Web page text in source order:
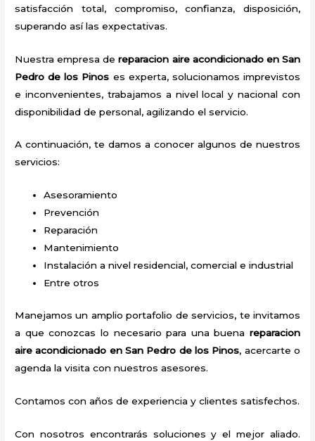
satisfacción total, compromiso, confianza, disposición,
superando así las expectativas.
Nuestra empresa dereparacion aire acondicionado en San
Pedro de los Pinos es experta, solucionamos imprevistos
e inconvenientes, trabajamos a nivel local y nacional con
disponibilidad de personal, agilizando el servicio.
A continuación, te damos a conocer algunos de nuestros
servicios:
Asesoramiento
Prevención
Reparación
Mantenimiento
Instalación a nivel residencial, comercial e industrial
Entre otros
Manejamos un amplio portafolio de servicios, te invitamos
a que conozcas lo necesario para una buena reparacion
aire acondicionado en San Pedro de los Pinos, acercarte o
agenda la visita con nuestros asesores.
Contamos con años de experiencia y clientes satisfechos.
Con nosotros encontrarás soluciones y el mejor aliado.